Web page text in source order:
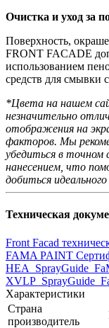
Очистка и уход за
Поверхность,
FRONT FACADE
использованием
средств для смывки
*Цвета на нашем
незначительно
отображения на
факторов. Мы
убедиться в точном
нанесением, что
добиться
Техническая
Front Facad
FAMA PAINT
Характеристики
Страна
производитель